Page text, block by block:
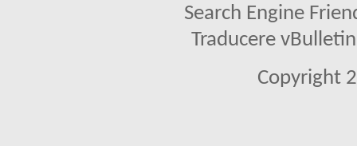
Search Engine
Traducere
Copyright